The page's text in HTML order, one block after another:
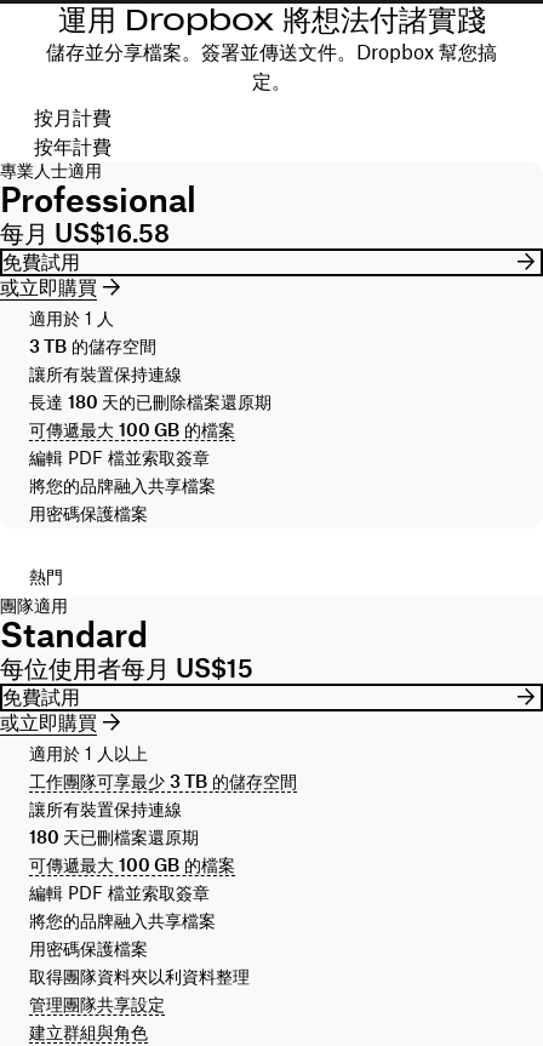
運用 Dropbox 將想法付諸實踐
儲存並分享檔案。簽署並傳送文件。Dropbox 幫您搞
定。
選擇計費週期
按月計費
按年計費
專業人士適用
Professional
每月 US$16.58
免費試用
或立即購買
適用於 1 人
3 TB 的儲存空間
讓所有裝置保持連線
長達 180 天的已刪除檔案還原期
可傳遞最大 100 GB 的檔案
編輯 PDF 檔並索取簽章
將您的品牌融入共享檔案
用密碼保護檔案
熱門
團隊適用
Standard
每位使用者每月 US$15
免費試用
或立即購買
適用於 1 人以上
工作團隊可享最少 3 TB 的儲存空間
讓所有裝置保持連線
180 天已刪檔案還原期
可傳遞最大 100 GB 的檔案
編輯 PDF 檔並索取簽章
將您的品牌融入共享檔案
用密碼保護檔案
取得團隊資料夾以利資料整理
管理團隊共享設定
建立群組與角色